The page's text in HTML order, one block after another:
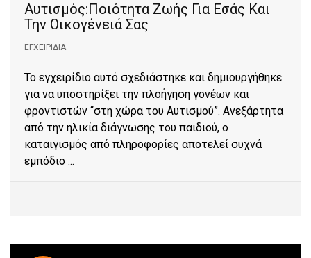
Aυτισμός:Ποιότητα Ζωής Για Εσάς Και
Την Οικογένειά Σας
ΕΓΧΕΙΡΊΔΙΑ
Το εγχειρίδιο αυτό σχεδιάστηκε και δημιουργήθηκε
για να υποστηρίξει την πλοήγηση γονέων και
φροντιστών “στη χώρα του Αυτισμού”. Ανεξάρτητα
από την ηλικία διάγνωσης του παιδιού, ο
καταιγισμός από πληροφορίες αποτελεί συχνά
εμπόδιο ...